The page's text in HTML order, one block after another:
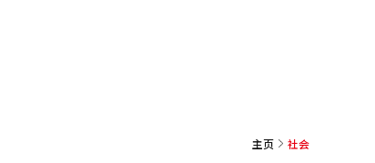
主页 社会